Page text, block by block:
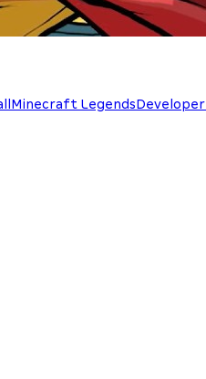
Minecraft Legends